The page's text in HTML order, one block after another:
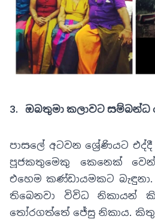
3. ඔබතුමා කලාවට සම්බන්ධ
පාසලේ අටවන ශ්‍රේණියට
පූජකතුමෙකු කෙනෙක්
එහෙම කණ්ඩායමකට බැඳුනා.
තිබෙනවා විවිධ නිකායන්
තෝරගත්තේ ජේසු නිකාය. කිතු